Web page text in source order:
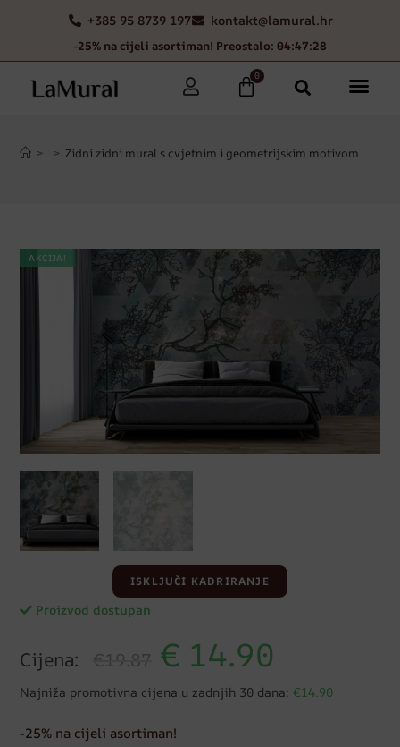
+385 95 8739 197 kontakt@lamural.hr
-25% na cijeli asortiman! Preostalo: 04:47:27
0
> > Zidni zidni mural s cvjetnim i geometrijskim motivom
AKCIJA!
ISKLJUČI KADRIRANJE
Proizvod dostupan
Cijena: €19.87 € 14.90
Najniža promotivna cijena u zadnjih 30 dana: €14.90
-25% na cijeli asortiman!